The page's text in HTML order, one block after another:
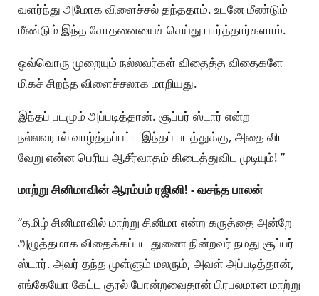
வளர்ந்து அமோக விளைச்சல் தந்ததாம். உடனே மீண்டும்
மீண்டும் இந்த சோதனையைச் செய்து பார்த்தார்களாம்.
ஒவ்வொரு முறையும் நல்லவர்கள் விதைத்த விதைகளே
மிகச் சிறந்த விளைச்சலாக மாறியது.
இந்தப் படமும் அப்படித்தான். சூப்பர் ஸ்டார் என்ற
நல்லவரால் வாழ்த்தப்பட்ட இந்தப் படத்துக்கு, அதை விட
வேறு என்ன பெரிய ஆசீர்வாதம் கிடைத்துவிட முடியும்! ”
மாற்று சினிமாவின் ஆரம்பம் ரஜினி! - வசந்த பாலன்
“தமிழ் சினிமாவில் மாற்று சினிமா என்ற கருத்தை அன்றே
அழுத்தமாக விதைக்கப்பட துணை நின்றவர் நமது சூப்பர்
ஸ்டார். அவர் தந்த முள்ளும் மலரும், அவள் அப்படித்தான்,
எங்கேயோ கேட்ட குரல் போன்றவைதான் பிரபலமான மாற்று